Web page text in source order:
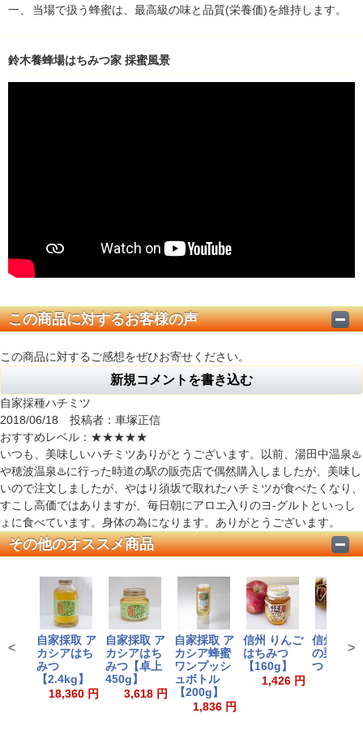
一、
当場で扱う蜂蜜は、最高級の味と品質(栄養価)を維持します。
鈴木養蜂場はちみつ家 採蜜風景
この商品に対するお客様の声
この商品に対するご感想をぜひお寄せください。
新規コメントを書き込む
自家採種ハチミツ
2018/06/18 投稿者：車塚正信
おすすめレベル： ★★★★★
いつも、美味しいハチミツありがとうございます。以前、湯田中温泉♨️
や穂波温泉♨️に行った時道の駅の販売店で偶然購入しましたが、美味し
いので注文しましたが、やはり須坂で取れたハチミツが食べたくなり、
すこし高価ではありますが、毎日朝にアロエ入りのヨ-グルトといっし
ょに食べています。身体の為になります。ありがとうございます。
その他のオススメ商品
自家採取 ア
カシアはち
みつ
【2.4kg】
18,360 円
自家採取 ア
カシアはち
みつ【卓上
450g】
3,618 円
自家採取 ア
カシア蜂蜜
ワンプッシ
ュボトル
【200g】
1,836 円
信州 りんご
はちみつ
【160g】
1,426 円
信州小布
の栗はち
つ【
< >